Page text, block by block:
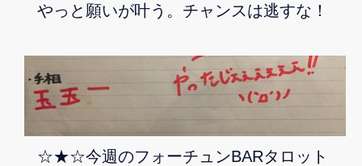
やっと願いが叶う。チャンスは逃すな！
☆★☆今週のフォーチュンBARタロット